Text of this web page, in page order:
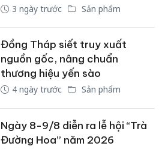
3 ngày trước Sản phẩm
Đồng Tháp siết truy xuất
nguồn gốc, nâng chuẩn
thương hiệu yến sào
4 ngày trước Sản phẩm
Ngày 8-9/8 diễn ra lễ hội “Trà
Đường Hoa” năm 2026